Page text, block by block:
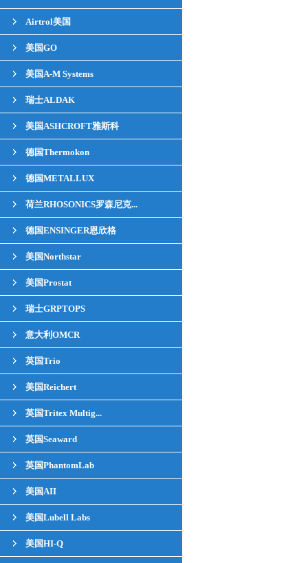
Airtrol美国
美国GO
美国A-M Systems
瑞士ALDAK
美国ASHCROFT雅斯科
德国Thermokon
德国METALLUX
荷兰RHOSONICS罗森尼克...
德国ENSINGER恩欣格
美国Northstar
美国Prostat
瑞士GRPTOPS
意大利OMCR
英国Trio
美国Reichert
英国Tritex Multig...
英国Seaward
英国PhantomLab
美国AII
美国Lubell Labs
美国HI-Q